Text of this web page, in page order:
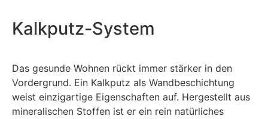
Kalkputz-System
Das gesunde Wohnen rückt immer stärker in den
Vordergrund. Ein Kalkputz als Wandbeschichtung
weist einzigartige Eigenschaften auf. Hergestellt aus
mineralischen Stoffen ist er ein rein natürliches